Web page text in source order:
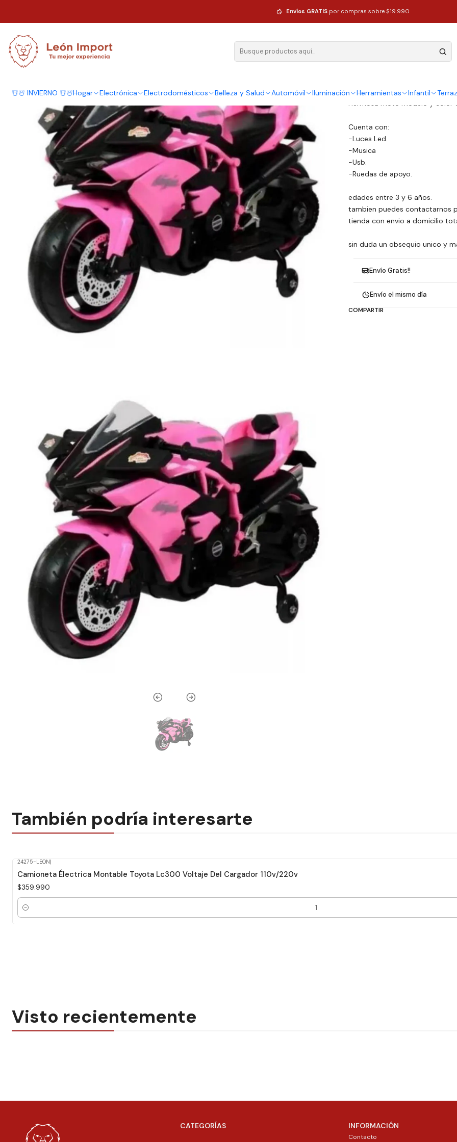
☃️☃️ INVIERNO ☃️☃️Hogar Electrónica Electrodomésticos Belleza y Salud Automóvil Iluminación Herramientas Infantil
Envíos GRATIS por compras sobre $19.990
Motos Eléctricas Infantil Con Ruedas De Apoyo Sonido Y Luz
| Motos
De Apoyo
Hermosa moto modelo y color
Cuenta con:
-Luces Led.
-Musica
-Usb.
-Ruedas de apoyo.
edades entre 3 y 6 años.
tambien puedes contactarnos
tienda con envio a domicilio
sin duda un obsequio unico y
Envío Gratis!!
Envío el mismo día
COMPARTIR
También podría interesarte
24275-LEON
Camioneta Électrica Montable Toyota Lc300 Voltaje Del Cargador 110v/220v
$359.990
Cantidad
Visto recientemente
CATEGORÍAS INFORMACIÓN
Contacto